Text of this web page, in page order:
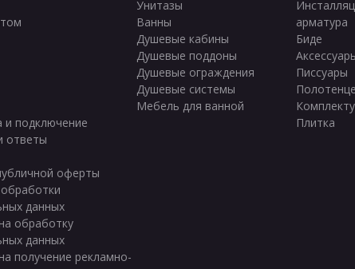
и подключение
ответы
оферты
данных
обработку
данных
получение рекламно-
Унитазы
Ванны
Душевые кабины
Душевые поддоны
Душевые ограждения
Душевые системы
Мебель для ванной
арматура
Биде
Писсуары
Плитка